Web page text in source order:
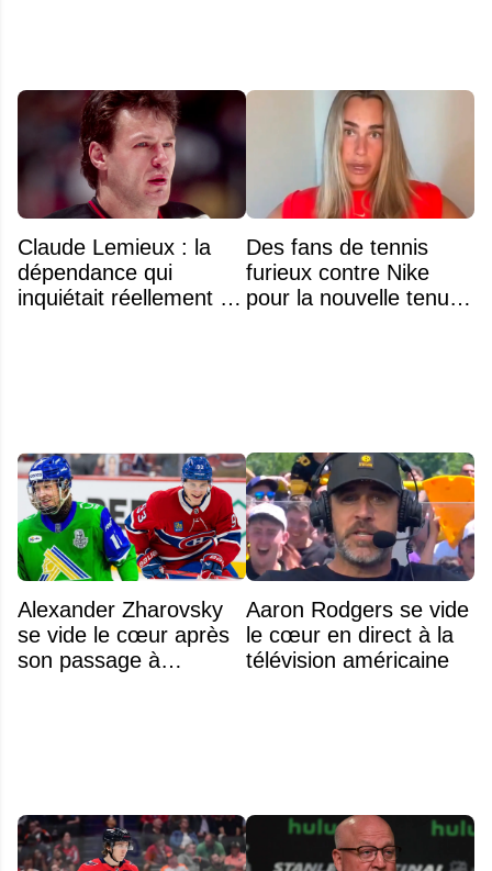
Claude Lemieux : la
dépendance qui
inquiétait réellement sa
Des fans de tennis
furieux contre Nike
pour la nouvelle tenue
Alexander Zharovsky
se vide le cœur après
son passage à
Aaron Rodgers se vide
le cœur en direct à la
télévision américaine